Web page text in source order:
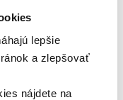
lepšie
a zlepšovať
nájdete na